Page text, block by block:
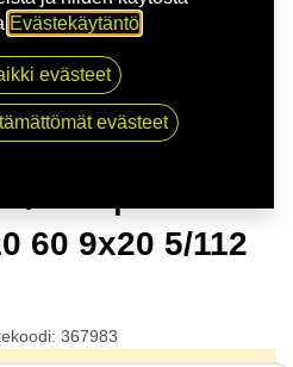
5-112 E35 C73,10 60 9x20
60 9x20 5/112
367983
Evästekäytäntö
evästeet
evästeet